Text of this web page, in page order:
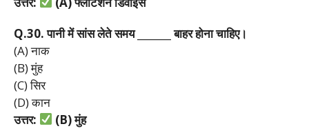
Q.30.पानीमेंसांसलेतेसमय _______बाहरहोनाचाहिए।
(A) नाक
(B) मुंह
(C) सिर
(D) कान
उत्तर:
(B)मुंह